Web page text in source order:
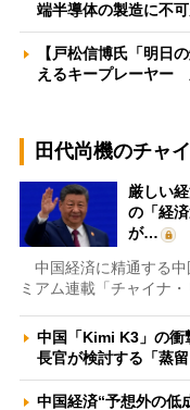
端半導体の製造に不
【戸松信博氏「明日
えるキープレーヤー
田代尚機のチャ
厳しい
の「経
が…
中国経済に精通する中
ミアム連載「チャイナ
中国「Kimi K3」の
長官が検討する「蒸
中国経済“予想外の